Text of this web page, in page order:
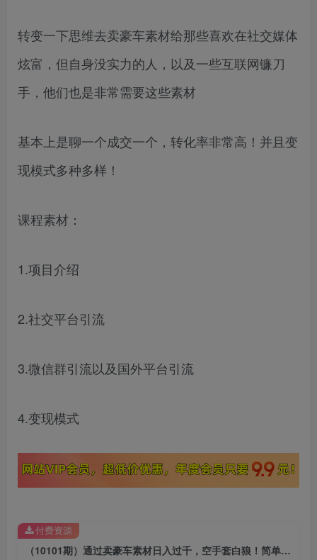
转变一下思维去卖豪车素材给那些喜欢在社交媒体
炫富，但自身没实力的人，以及一些互联网镰刀
手，他们也是非常需要这些素材
基本上是聊一个成交一个，转化率非常高！并且变
现模式多种多样！
课程素材：
1.项目介绍
2.社交平台引流
3.微信群引流以及国外平台引流
4.变现模式
（10101期）通过卖豪车素材日入过千，空手套白狼！简单重复操作，全套引流流程.！
付费资源